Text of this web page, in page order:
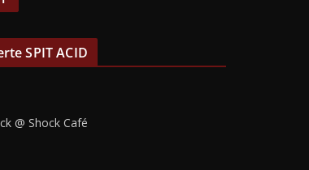
SPIT ACID
@ Shock Café